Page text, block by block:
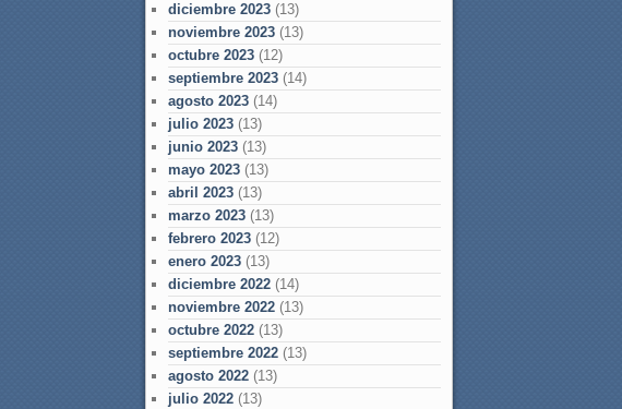
diciembre 2023 (13)
noviembre 2023 (13)
octubre 2023 (12)
septiembre 2023 (14)
agosto 2023 (14)
julio 2023 (13)
junio 2023 (13)
mayo 2023 (13)
abril 2023 (13)
marzo 2023 (13)
febrero 2023 (12)
enero 2023 (13)
diciembre 2022 (14)
noviembre 2022 (13)
octubre 2022 (13)
septiembre 2022 (13)
agosto 2022 (13)
julio 2022 (13)